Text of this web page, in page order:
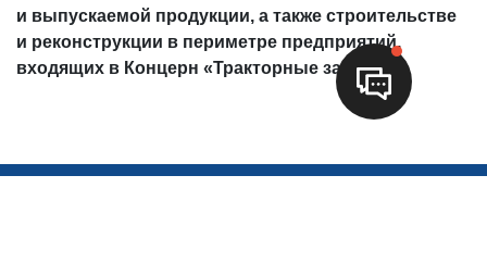
и выпускаемой продукции, а также строительстве
и реконструкции в периметре предприятий,
входящих в Концерн «Тракторные заводы».